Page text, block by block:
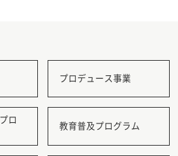
プロデュース事業
ロ
教育普及プログラム